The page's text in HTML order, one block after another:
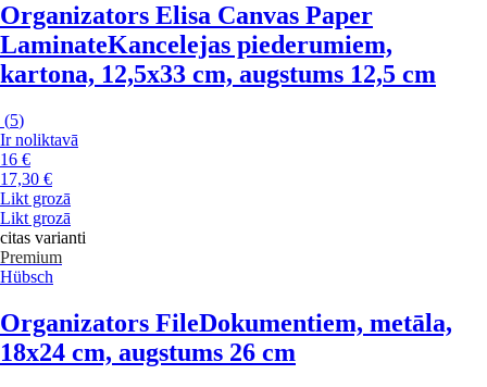
Organizators Elisa Canvas Paper
LaminateKancelejas piederumiem,
kartona, 12,5x33 cm, augstums 12,5 cm
(5)
Ir noliktavā
16 €
17,30 €
Likt grozā
Likt grozā
citas varianti
Premium
Hübsch
Organizators FileDokumentiem, metāla,
18x24 cm, augstums 26 cm